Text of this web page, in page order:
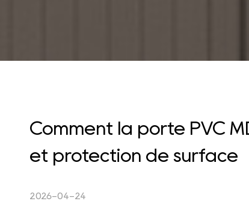
Comment la porte PVC
et protection de surface
2026-04-24